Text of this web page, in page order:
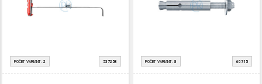
POČET VARIANT: 2 537258 POČET VARIANT: 8 60715